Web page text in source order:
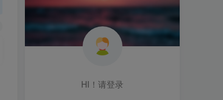
HI！请登录